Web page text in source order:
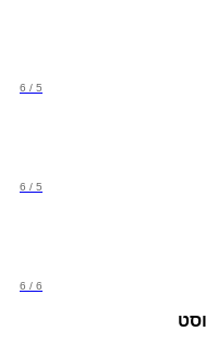
5 / 6
5 / 6
6 / 6